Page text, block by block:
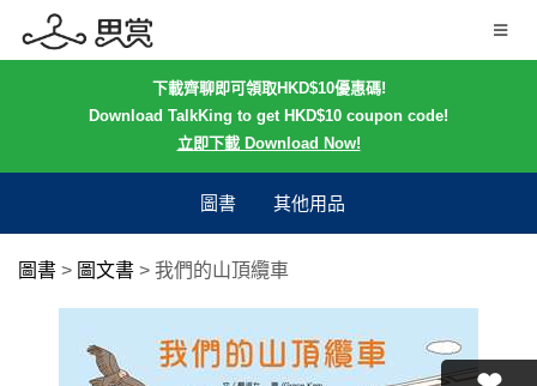
下載齊聊即可領取HKD$10優惠碼!
Download TalkKing to get HKD$10 coupon code!
立即下載 Download Now!
圖書 其他用品
圖書 > 圖文書 > 我們的山頂纜車